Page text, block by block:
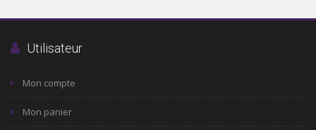
Utilisateur
Mon compte
Mon panier